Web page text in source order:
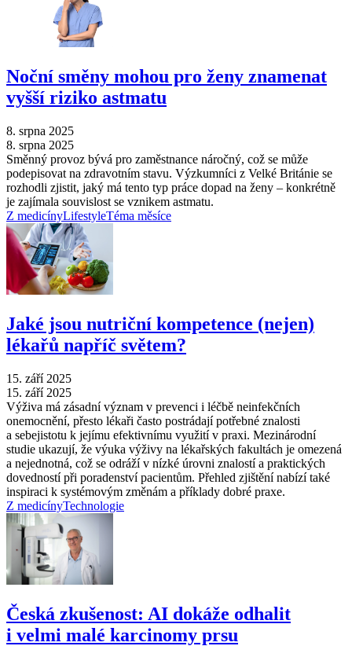
Noční směny mohou pro ženy znamenat
vyšší riziko astmatu
8. srpna 2025
8. srpna 2025
Směnný provoz bývá pro zaměstnance náročný, což se může
podepisovat na zdravotním stavu. Výzkumníci z Velké Británie se
rozhodli zjistit, jaký má tento typ práce dopad na ženy –⁠ konkrétně
je zajímala souvislost se vznikem astmatu.
Z medicínyLifestyleTéma měsíce
Jaké jsou nutriční kompetence (nejen)
lékařů napříč světem?
15. září 2025
15. září 2025
Výživa má zásadní význam v prevenci i léčbě neinfekčních
onemocnění, přesto lékaři často postrádají potřebné znalosti
a sebejistotu k jejímu efektivnímu využití v praxi. Mezinárodní
studie ukazují, že výuka výživy na lékařských fakultách je omezená
a nejednotná, což se odráží v nízké úrovni znalostí a praktických
dovedností při poradenství pacientům. Přehled zjištění nabízí také
inspiraci k systémovým změnám a příklady dobré praxe.
Z medicínyTechnologie
Česká zkušenost: AI dokáže odhalit
i velmi malé karcinomy prsu